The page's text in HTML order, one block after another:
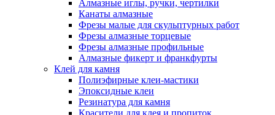
Алмазные иглы, ручки, чертилки
Канаты алмазные
Фрезы малые для скульптурных работ
Фрезы алмазные торцевые
Фрезы алмазные профильные
Алмазные фикерт и франкфурты
Клей для камня
Полиэфирные клеи-мастики
Эпоксидные клеи
Резинатура для камня
Красители для клея и пропиток